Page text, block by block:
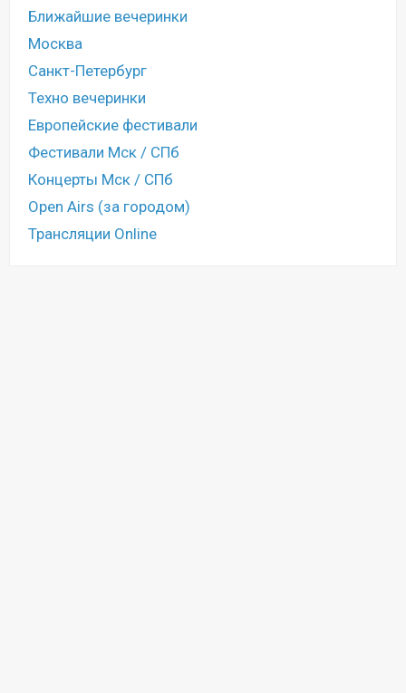
Ближайшие вечеринки
Москва
Санкт-Петербург
Техно вечеринки
Европейские фестивали
Фестивали Мск / СПб
Концерты Мск / СПб
Open Airs (за городом)
Трансляции Online